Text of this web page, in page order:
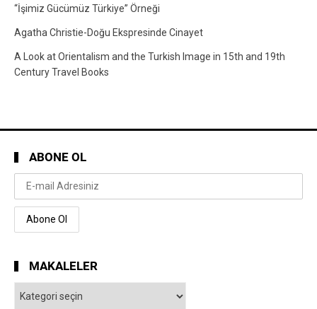
“İşimiz Gücümüz Türkiye” Örneği
Agatha Christie-Doğu Ekspresinde Cinayet
A Look at Orientalism and the Turkish Image in 15th and 19th
Century Travel Books
ABONE OL
MAKALELER
Makaleler